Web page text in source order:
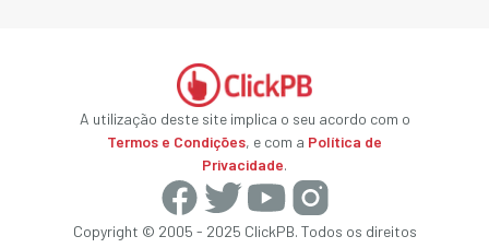
A utilização deste site implica o seu acordo com o
Termos e Condições, e com a Política de
Privacidade.
Copyright © 2005 - 2025 ClickPB. Todos os direitos